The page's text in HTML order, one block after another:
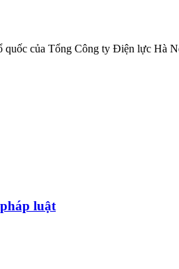
quốc của Tổng Công ty Điện lực Hà
luật